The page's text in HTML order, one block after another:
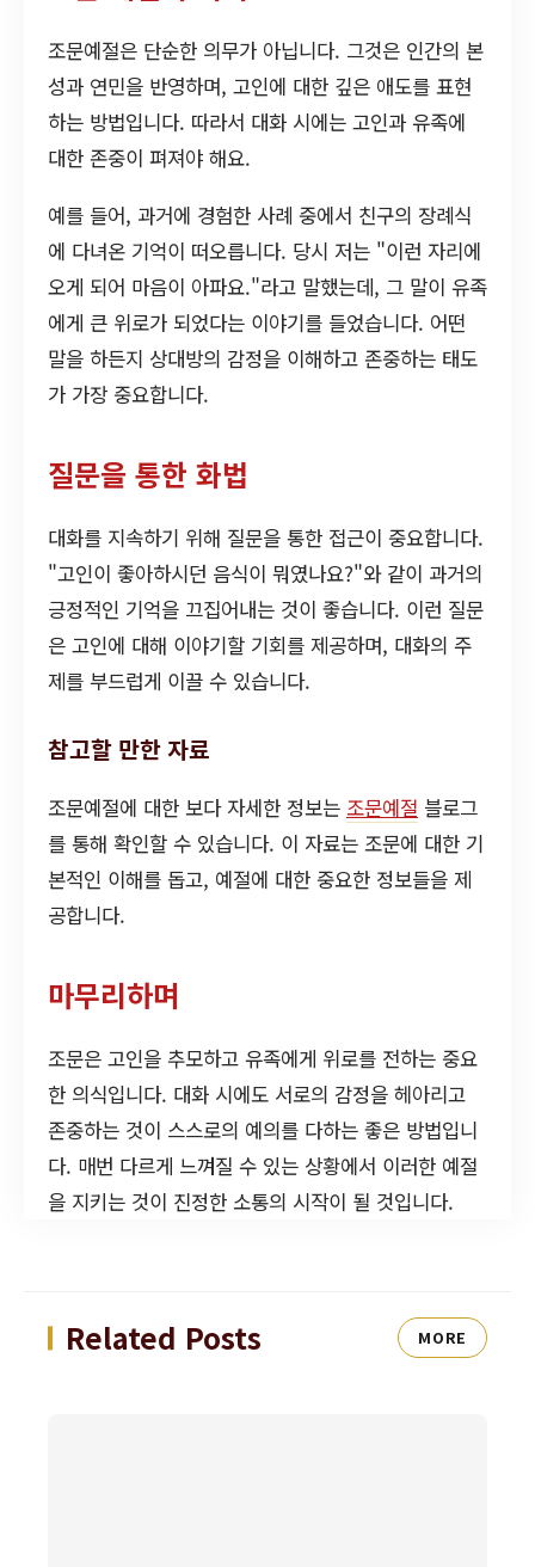
조문예절은 단순한 의무가 아닙니다. 그것은 인간의 본
성과 연민을 반영하며, 고인에 대한 깊은 애도를 표현
하는 방법입니다. 따라서 대화 시에는 고인과 유족에
대한 존중이 펴져야 해요.
예를 들어, 과거에 경험한 사례 중에서 친구의 장례식
에 다녀온 기억이 떠오릅니다. 당시 저는 "이런 자리에
오게 되어 마음이 아파요."라고 말했는데, 그 말이 유족
에게 큰 위로가 되었다는 이야기를 들었습니다. 어떤
말을 하든지 상대방의 감정을 이해하고 존중하는 태도
가 가장 중요합니다.
질문을 통한 화법
대화를 지속하기 위해 질문을 통한 접근이 중요합니다.
"고인이 좋아하시던 음식이 뭐였나요?"와 같이 과거의
긍정적인 기억을 끄집어내는 것이 좋습니다. 이런 질문
은 고인에 대해 이야기할 기회를 제공하며, 대화의 주
제를 부드럽게 이끌 수 있습니다.
참고할 만한 자료
조문예절에 대한 보다 자세한 정보는 조문예절 블로그
를 통해 확인할 수 있습니다. 이 자료는 조문에 대한 기
본적인 이해를 돕고, 예절에 대한 중요한 정보들을 제
공합니다.
마무리하며
조문은 고인을 추모하고 유족에게 위로를 전하는 중요
한 의식입니다. 대화 시에도 서로의 감정을 헤아리고
존중하는 것이 스스로의 예의를 다하는 좋은 방법입니
다. 매번 다르게 느껴질 수 있는 상황에서 이러한 예절
을 지키는 것이 진정한 소통의 시작이 될 것입니다.
Related Posts MORE